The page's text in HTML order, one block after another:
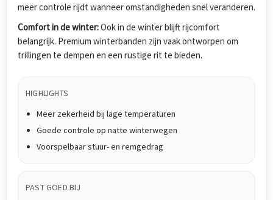
meer controle rijdt wanneer omstandigheden snel veranderen.
Comfort in de winter:Ook in de winter blijft rijcomfort
belangrijk. Premium winterbanden zijn vaak ontworpen om
trillingen te dempen en een rustige rit te bieden.
HIGHLIGHTS
Meer zekerheid bij lage temperaturen
Goede controle op natte winterwegen
Voorspelbaar stuur- en remgedrag
PAST GOED BIJ